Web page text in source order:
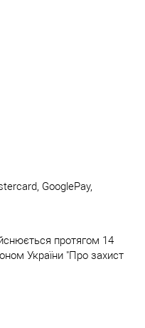
GooglePay,
протягом 14
України "Про захист